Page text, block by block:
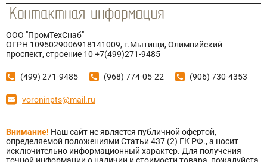
ООО "ПромТехСнаб"
ОГРН 1095029006918141009, г.Мытищи, Олимпийский
проспект, строение 10 +7(499)271-9485
(499) 271-9485 (968) 774-05-22 (906) 730-4353
voroninpts@mail.ru
Внимание! Наш сайт не является публичной офертой,
определяемой положениями Статьи 437 (2) ГК РФ., а носит
исключительно информационный характер. Для получения